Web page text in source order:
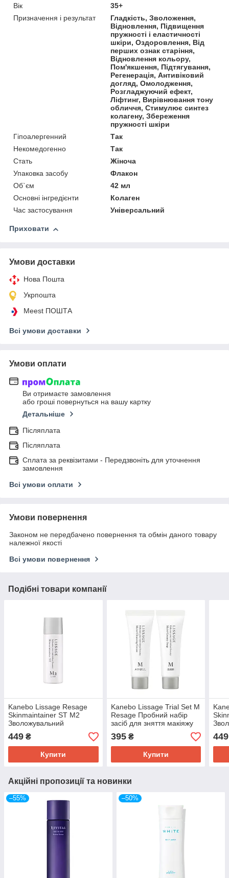
Вік
35+
Призначення і результат
Гладкість, Зволоження,
Відновлення, Підвищення
пружності і еластичності
шкіри, Оздоровлення, Від
перших ознак старіння,
Відновлення кольору,
Пом'якшення, Підтягування,
Регенерація, Антивіковий
догляд, Омолодження,
Розгладжуючий ефект,
Ліфтинг, Вирівнювання тону
обличчя, Стимулює синтез
колагену, Збереження
пружності шкіри
Гіпоалергенний
Так
Некомедогенно
Так
Стать
Жіноча
Упаковка засобу
Флакон
Об`єм
42 мл
Основні інгредієнти
Колаген
Час застосування
Універсальний
Приховати
Умови доставки
Нова Пошта
Укрпошта
Meest ПОШТА
Всі умови доставки
Умови оплати
Ви отримаєте замовлення
або гроші повернуться на вашу картку
Детальніше
Післяплата
Післяплата
Сплата за реквізитами - Передзвоніть для уточнення
замовлення
Всі умови оплати
Умови повернення
Законом не передбачено повернення та обмін даного товару
належної якості
Всі умови повернення
Подібні товари компанії
Kanebo Lissage Resage
Skinmaintainer ST M2
Зволожувальний
антивіковий лосьйон для
пружності шкіри, пробник
42 мл
449 ₴
Купити
Kanebo Lissage Trial Set M
Resage Пробний набір
засіб для зняття макіяжу
(21г) та очищувальний
засіб для обличчя (28г)
395₴
Купити
42
449
Акційні пропозиції та новинки
–55% –50%